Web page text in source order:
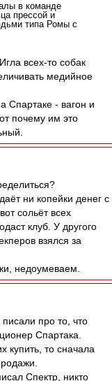
в команде
прессой и
типа Ромы с
всех-то собак
медийное
Спартаке - вагон и
почему им это
ни копейки денег с
сольёт всех
клуб. У другого
взялся за
недоумеваем.
про то, что
Спартака.
то сначала
Спектр, никто